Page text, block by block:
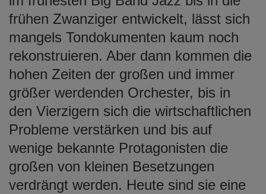
frühen Zwanziger entwickelt, lässt sich
mangels Tondokumenten kaum noch
rekonstruieren. Aber dann kommen die
hohen Zeiten der großen und immer
größer werdenden Orchester, bis in
den Vierzigern sich die wirtschaftlichen
Probleme verstärken und bis auf
wenige bekannte Protagonisten die
großen von kleinen Besetzungen
verdrängt werden. Heute sind sie eine